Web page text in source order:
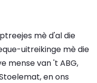
mè d'al die
uitreikinge mè die
mense van 't ABG,
en ons